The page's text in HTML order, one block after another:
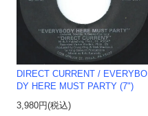
DIRECT CURRENT / EVERYBO
DY HERE MUST PARTY (7")
3,980円(税込)